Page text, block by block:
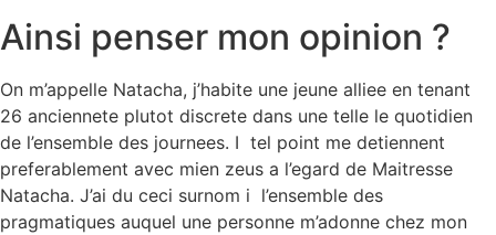
Ainsi penser mon opinion ?
On m’appelle Natacha, j’habite une jeune alliee en tenant
26 anciennete plutot discrete dans une telle le quotidien
de l’ensemble des journees. I tel point me detiennent
preferablement avec mien zeus a l’egard de Maitresse
Natacha. J’ai du ceci surnom i l’ensemble des
pragmatiques auquel une personne m’adonne chez mon